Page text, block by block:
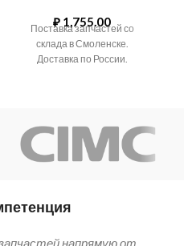
₽ 1,755.00
Поставка запчастей со
склада в Смоленске.
Доставка по России.
напрямую от